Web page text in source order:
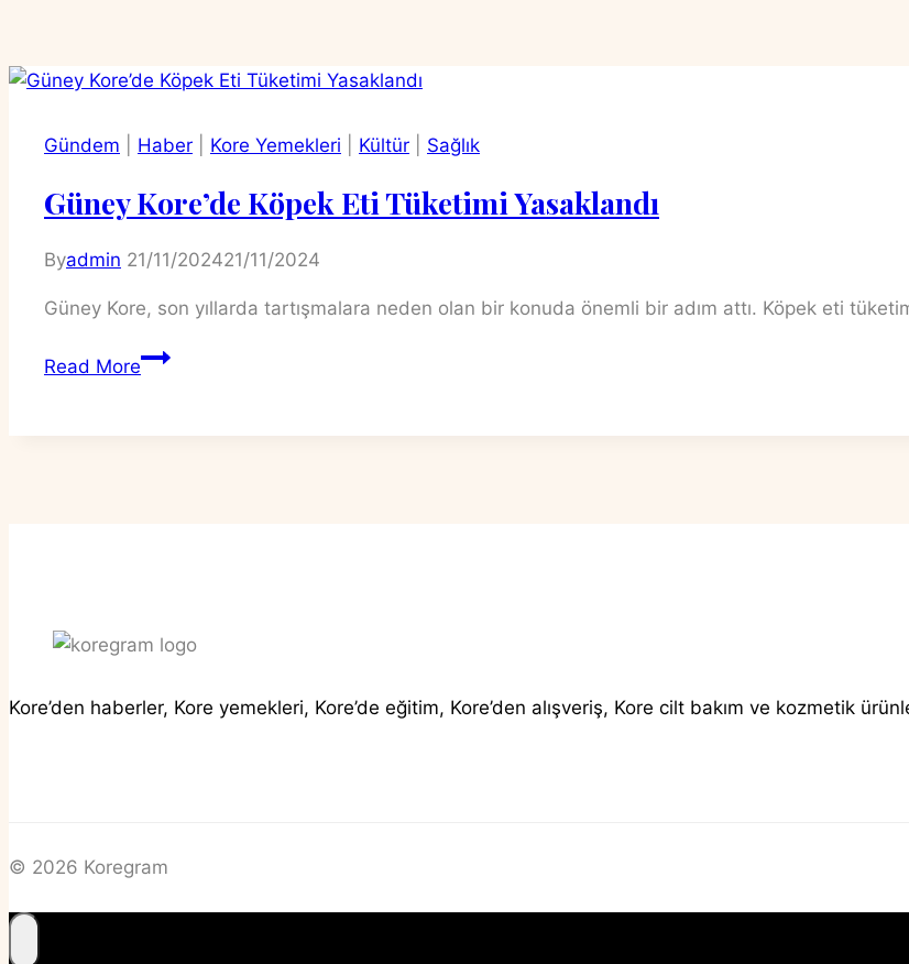
Gündem Haber Kore Yemekleri Kültür Sağlık
Güney Kore’de Köpek Eti Tüketimi Yasaklandı
Byadmin 21/11/202421/11/2024
Güney Kore, son yıllarda tartışmalara neden olan bir konuda önemli bir adım attı. Köpek eti
Read MoreGüney
Kore’den haberler, Kore yemekleri, Kore’de eğitim, Kore’den alışveriş, Kore cilt bakım ve kozmetik
© 2026 Koregram